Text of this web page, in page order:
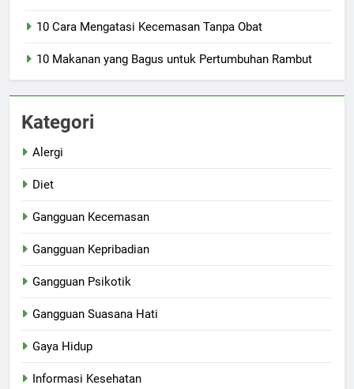
10 Cara Mengatasi Kecemasan Tanpa Obat
10 Makanan yang Bagus untuk Pertumbuhan Rambut
Kategori
Alergi
Diet
Gangguan Kecemasan
Gangguan Kepribadian
Gangguan Psikotik
Gangguan Suasana Hati
Gaya Hidup
Informasi Kesehatan